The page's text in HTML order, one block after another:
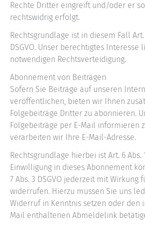
Rechte Dritter eingreift und/oder er
rechtswidrig erfolgt.
Rechtsgrundlage ist in diesem Fall Art.
DSGVO. Unser berechtigtes Interesse
notwendigen Rechtsverteidigung.
Abonnement von Beiträgen
Sofern Sie Beiträge auf unseren
veröffentlichen, bieten wir Ihnen
Folgebeiträge Dritter zu abonnieren.
Folgebeiträge per E-Mail informieren
verarbeiten wir Ihre E-Mail-Adresse.
Rechtsgrundlage hierbei ist Art. 6 Abs.
Einwilligung in dieses Abonnement
7 Abs. 3 DSGVO jederzeit mit Wirkung
widerrufen. Hierzu müssen Sie uns
Widerruf in Kenntnis setzen oder den
Mail enthaltenen Abmeldelink